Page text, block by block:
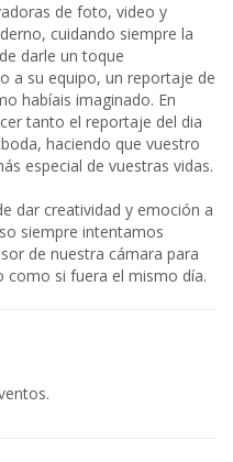
de foto, video y
cuidando siempre la
darle un toque
a su equipo, un reportaje de
habíais imaginado. En
tanto el reportaje del dia
haciendo que vuestro
especial de vuestras vidas.
dar creatividad y emoción a
siempre intentamos
de nuestra cámara para
como si fuera el mismo día.